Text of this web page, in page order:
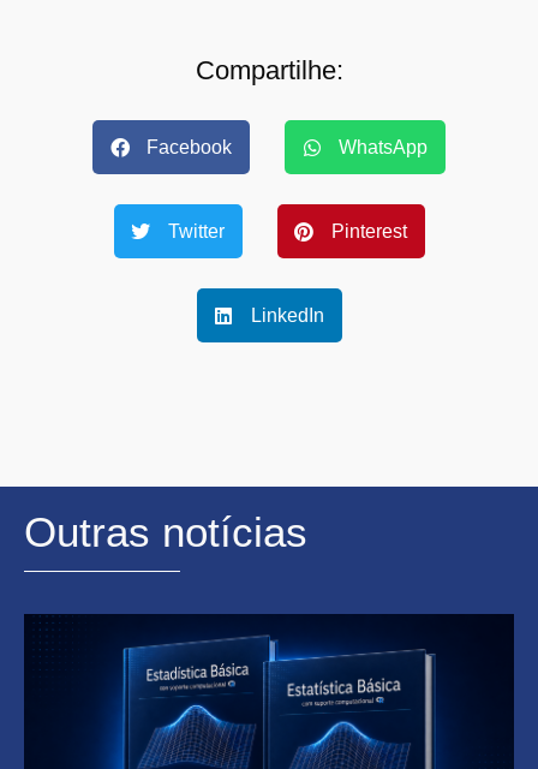
Compartilhe:
Facebook WhatsApp
Twitter Pinterest
LinkedIn
Outras notícias